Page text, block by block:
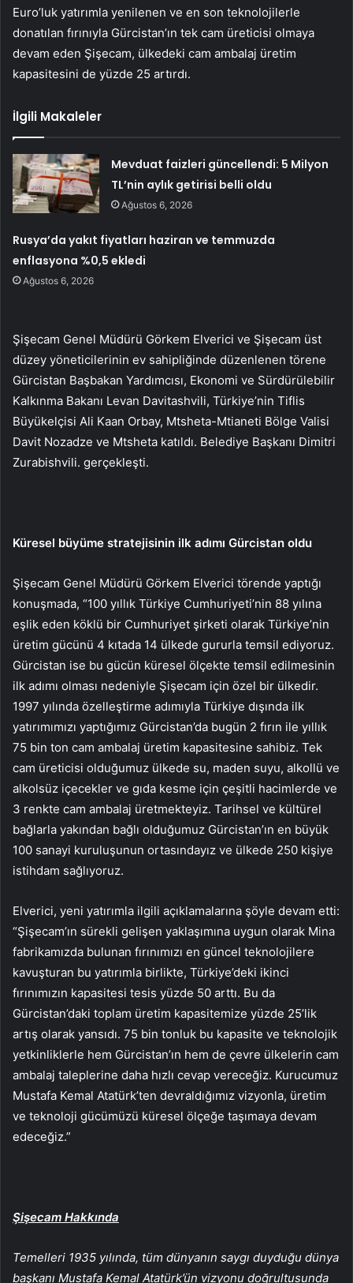
Euro’luk yatırımla yenilenen ve en son teknolojilerle
donatılan fırınıyla Gürcistan’ın tek cam üreticisi olmaya
devam eden Şişecam, ülkedeki cam ambalaj üretim
kapasitesini de yüzde 25 artırdı.
İlgili Makaleler
Mevduat faizleri güncellendi: 5 Milyon
TL’nin aylık getirisi belli oldu
Ağustos 6, 2026
Rusya’da yakıt fiyatları haziran ve temmuzda
enflasyona %0,5 ekledi
Ağustos 6, 2026
Şişecam Genel Müdürü Görkem Elverici ve Şişecam üst
düzey yöneticilerinin ev sahipliğinde düzenlenen törene
Gürcistan Başbakan Yardımcısı, Ekonomi ve Sürdürülebilir
Kalkınma Bakanı Levan Davitashvili, Türkiye’nin Tiflis
Büyükelçisi Ali Kaan Orbay, Mtsheta-Mtianeti Bölge Valisi
Davit Nozadze ve Mtsheta katıldı. Belediye Başkanı Dimitri
Zurabishvili. gerçekleşti.
Küresel büyüme stratejisinin ilk adımı Gürcistan oldu
Şişecam Genel Müdürü Görkem Elverici törende yaptığı
konuşmada, “100 yıllık Türkiye Cumhuriyeti’nin 88 yılına
eşlik eden köklü bir Cumhuriyet şirketi olarak Türkiye’nin
üretim gücünü 4 kıtada 14 ülkede gururla temsil ediyoruz.
Gürcistan ise bu gücün küresel ölçekte temsil edilmesinin
ilk adımı olması nedeniyle Şişecam için özel bir ülkedir.
1997 yılında özelleştirme adımıyla Türkiye dışında ilk
yatırımımızı yaptığımız Gürcistan’da bugün 2 fırın ile yıllık
75 bin ton cam ambalaj üretim kapasitesine sahibiz. Tek
cam üreticisi olduğumuz ülkede su, maden suyu, alkollü ve
alkolsüz içecekler ve gıda kesme için çeşitli hacimlerde ve
3 renkte cam ambalaj üretmekteyiz. Tarihsel ve kültürel
bağlarla yakından bağlı olduğumuz Gürcistan’ın en büyük
100 sanayi kuruluşunun ortasındayız ve ülkede 250 kişiye
istihdam sağlıyoruz.
Elverici, yeni yatırımla ilgili açıklamalarına şöyle devam etti:
“Şişecam’ın sürekli gelişen yaklaşımına uygun olarak Mina
fabrikamızda bulunan fırınımızı en güncel teknolojilere
kavuşturan bu yatırımla birlikte, Türkiye’deki ikinci
fırınımızın kapasitesi tesis yüzde 50 arttı. Bu da
Gürcistan’daki toplam üretim kapasitemize yüzde 25’lik
artış olarak yansıdı. 75 bin tonluk bu kapasite ve teknolojik
yetkinliklerle hem Gürcistan’ın hem de çevre ülkelerin cam
ambalaj taleplerine daha hızlı cevap vereceğiz. Kurucumuz
Mustafa Kemal Atatürk’ten devraldığımız vizyonla, üretim
ve teknoloji gücümüzü küresel ölçeğe taşımaya devam
edeceğiz.”
Şişecam Hakkında
Temelleri 1935 yılında, tüm dünyanın saygı duyduğu dünya
başkanı Mustafa Kemal Atatürk’ün vizyonu doğrultusunda